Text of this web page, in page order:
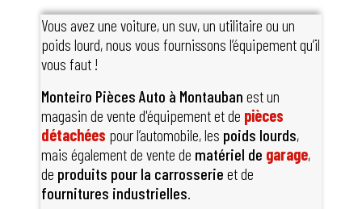
Vous avez une voiture, un suv, un utilitaire ou un
poids lourd, nous vous fournissons l’équipement qu’il
vous faut !
Monteiro Pièces Auto à Montauban est un
magasin de vente d'équipement et de pièces
détachées pour l’automobile, les poids lourds,
mais également de vente de matériel de garage,
de produits pour la carrosserie et de
fournitures industrielles.